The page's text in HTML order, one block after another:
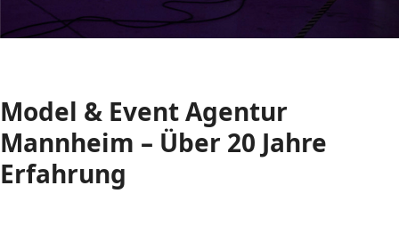
Model & Event Agentur
Mannheim – Über 20 Jahre
Erfahrung